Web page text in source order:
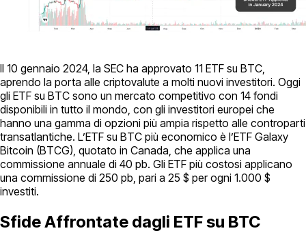
Il 10 gennaio 2024, la SEC ha approvato 11 ETF su BTC,
aprendo la porta alle criptovalute a molti nuovi investitori. Oggi
gli ETF su BTC sono un mercato competitivo con 14 fondi
disponibili in tutto il mondo, con gli investitori europei che
hanno una gamma di opzioni più ampia rispetto alle controparti
transatlantiche. L’ETF su BTC più economico è l’ETF Galaxy
Bitcoin (BTCG), quotato in Canada, che applica una
commissione annuale di 40 pb. Gli ETF più costosi applicano
una commissione di 250 pb, pari a 25 $ per ogni 1.000 $
investiti.
Sfide Affrontate dagli ETF su BTC